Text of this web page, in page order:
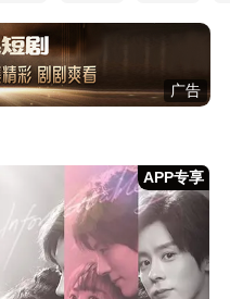
广告
APP专享